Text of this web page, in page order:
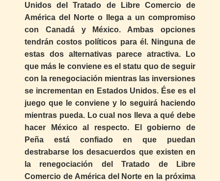
Unidos del Tratado de Libre Comercio de
América del Norte o llega a un compromiso
con Canadá y México. Ambas opciones
tendrán costos políticos para él. Ninguna de
estas dos alternativas parece atractiva. Lo
que más le conviene es el statu quo de seguir
con la renegociación mientras las inversiones
se incrementan en Estados Unidos. Ése es el
juego que le conviene y lo seguirá haciendo
mientras pueda. Lo cual nos lleva a qué debe
hacer México al respecto. El gobierno de
Peña está confiado en que puedan
destrabarse los desacuerdos que existen en
la renegociación del Tratado de Libre
Comercio de América del Norte en la próxima